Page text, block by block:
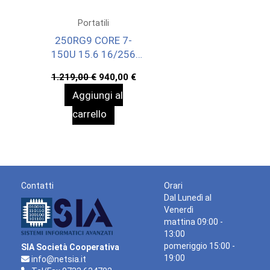
Portatili
250RG9 CORE 7-
150U 15.6 16/256
1.219,00€ Il
prezzo
originale
era:
1.219,00 €.
940,00 €Il
prezzo
Aggiungi al
carrello
Contatti
SIA Società Cooperativa
info@netsia.it
Orari
Dal Lunedì al
Venerdì
mattina 09:00 -
13:00
pomeriggio 15:00 -
19:00